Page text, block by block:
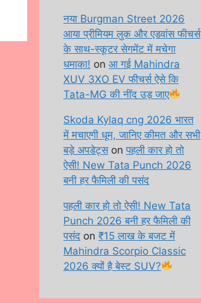
नया Burgman Street 2026
आया प्रीमियम लुक और एडवांस फीचर्स
के साथ-स्कूटर सेगमेंट में मचेगा
धमाका! on आ गई Mahindra
XUV 3XO EV फीचर्स ऐसे कि
Tata-MG की नींद उड़ जाए
Skoda Kylaq cng 2026 भारत
में मचाएगी धूम, जानिए कीमत और सभी
बड़े अपडेट्सonपहली कार हो तो
ऐसी! New Tata Punch 2026
बनी हर फैमिली की पसंद
पहली कार हो तो ऐसी! New Tata
Punch 2026 बनी हर फैमिली की
पसंद on ₹15 लाख के बजट में
Mahindra Scorpio Classic
2026 क्यों है बेस्ट SUV?